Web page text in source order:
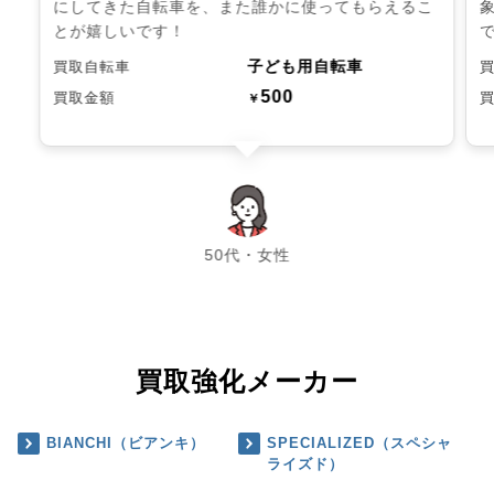
にしてきた自転車を、また誰かに使ってもらえるこ
とが嬉しいです！
買取自転車 子ども用自転車
買取金額 ￥500
50代・女性
chevron_left chevron_right
買取強化メーカー
BIANCHI（ビアンキ）
SPECIALIZED（スペシャ
ライズド）